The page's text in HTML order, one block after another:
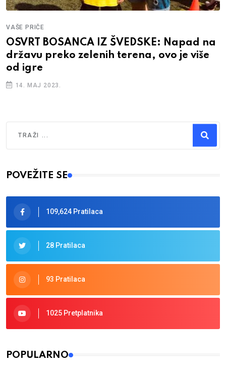
VAŠE PRIČE
OSVRT BOSANCA IZ ŠVEDSKE: Napad na
državu preko zelenih terena, ovo je više
od igre
14. MAJ 2023.
Type 2 or more characters for results.
POVEŽITE SE
109,624 Pratilaca
28 Pratilaca
93 Pratilaca
1025 Pretplatnika
POPULARNO